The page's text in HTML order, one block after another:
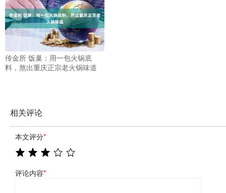
传金所 饭巢：用一包火锅底
料，熬出重庆正宗老火锅味道
相关评论
本文评分*
评论内容*